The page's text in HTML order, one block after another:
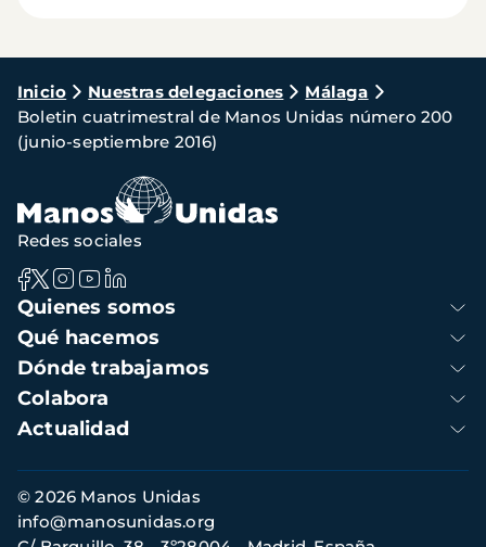
Ruta
de
navegación
Inicio Nuestras delegaciones
Málaga
Boletin cuatrimestral de Manos Unidas número 200
(junio-septiembre 2016)
Navegación
principal
Quienes somos
Qué hacemos
Dónde trabajamos
Colabora
Actualidad
Redes sociales
Información
de
contacto
© 2026 Manos Unidas
info@manosunidas.org